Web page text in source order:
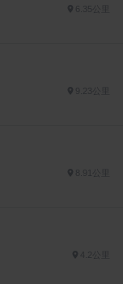
6.35公里
4.2公里